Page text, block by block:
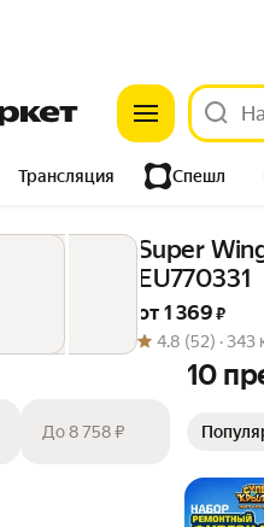
Трансляция Спешл
Одежда Дом
Super
EU770331
от 1 369 ₽
4.8 (52) ·343
До 8 758 ₽
10